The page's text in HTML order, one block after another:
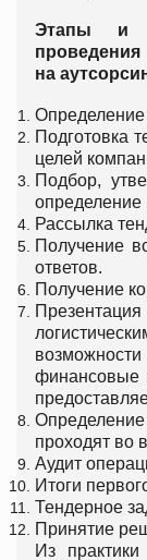
Этапы и
на
Определение
Подготовка
целей
Подбор,
определение
Рассылка
Получение
ответов.
Получение
финансовые
проходят во
Аудит
Итоги
Тендерное
Принятие
Из